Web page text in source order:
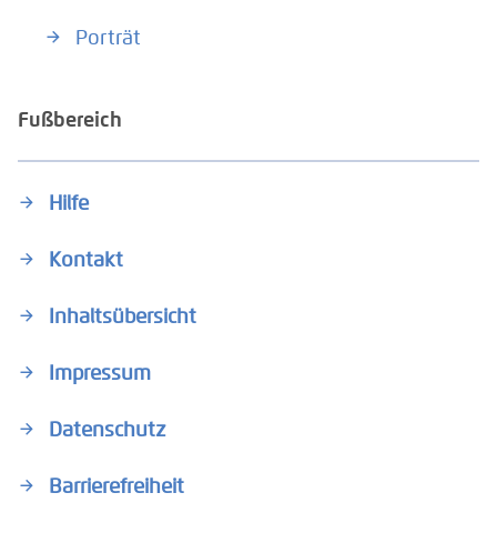
Porträt
Fußbereich
Hilfe
Kontakt
Inhaltsübersicht
Impressum
Datenschutz
Barrierefreiheit